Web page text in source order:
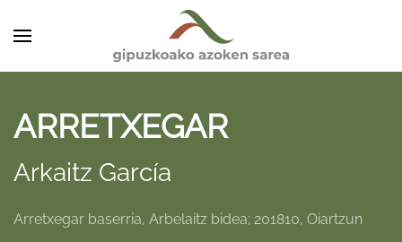
ARRETXEGAR
Arkaitz García
Arretxegar baserria, Arbelaitz bidea; 201810, Oiartzun